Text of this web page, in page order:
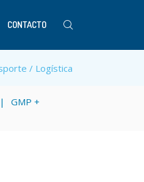
CONTACTO
/ Logística
GMP +